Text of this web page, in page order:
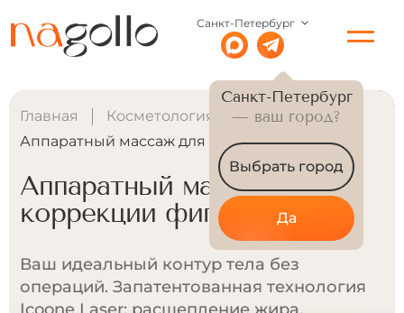
Санкт-Петербург
Санкт-Петербург
— ваш город?
Выбрать город
Да
Главная
Косметология
Аппаратный массаж для коррекции фигуры
Аппаратный массаж для
коррекции фигуры
Ваш идеальный контур тела без
операций. Запатентованная технология